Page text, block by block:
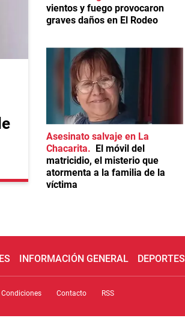
vientos y fuego provocaron
graves daños en El Rodeo
Asesinato salvaje en La
Chacarita
El móvil del
matricidio, el misterio que
atormenta a la familia de la
víctima
INFORMACIÓN GENERAL DEPORTES
Contacto RSS